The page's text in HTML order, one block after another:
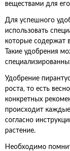
веществами для
Для успешного
использовать
которые содержат
Такие удобрения
Удобрение
роста, то есть
конкретных
происходит
согласно
растение.
Необходимо